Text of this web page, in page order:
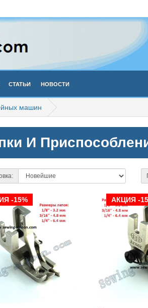
Статьи Новости
машин
И
-15% АКЦИЯ -